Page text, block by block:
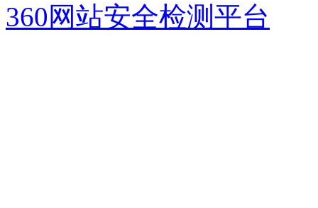
360网站安全检测平台